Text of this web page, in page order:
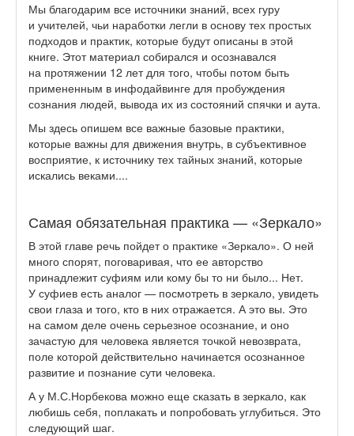
Мы благодарим все источники знаний, всех гуру
и учителей, чьи наработки легли в основу тех простых
подходов и практик, которые будут описаны в этой
книге. Этот материал собирался и осознавался
на протяжении 12 лет для того, чтобы потом быть
примененным в инфодайвинге для пробуждения
сознания людей, вывода их из состояний спячки и аута.
Мы здесь опишем все важные базовые практики,
которые важны для движения внутрь, в субъективное
восприятие, к источнику тех тайных знаний, которые
искались веками....
Самая обязательная практика — «Зеркало»
В этой главе речь пойдет о практике «Зеркало». О ней
много спорят, поговаривая, что ее авторство
принадлежит суфиям или кому бы то ни было... Нет.
У суфиев есть аналог — посмотреть в зеркало, увидеть
свои глаза и того, кто в них отражается. А это вы. Это
на самом деле очень серьезное осознание, и оно
зачастую для человека является точкой невозврата,
поле которой действительно начинается осознанное
развитие и познание сути человека.
А у М.С.Норбекова можно еще сказать в зеркало, как
любишь себя, поплакать и попробовать углубиться. Это
следующий шаг.